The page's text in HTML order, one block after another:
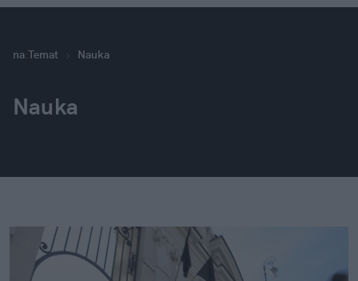
na:Temat Nauka
Nauka